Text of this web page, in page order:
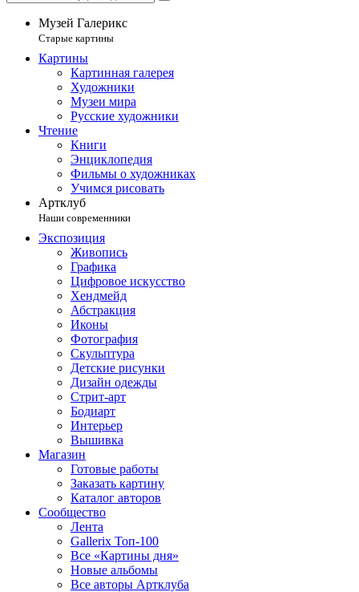
Музей Галерикс
Старые картины
Картины
Картинная галерея
Художники
Музеи мира
Русские художники
Чтение
Книги
Энциклопедия
Фильмы о художниках
Учимся рисовать
Артклуб
Наши современники
Экспозиция
Живопись
Графика
Цифровое искусство
Хендмейд
Абстракция
Иконы
Фотография
Скульптура
Детские рисунки
Дизайн одежды
Стрит-арт
Бодиарт
Интерьер
Вышивка
Магазин
Готовые работы
Заказать картину
Каталог авторов
Сообщество
Лента
Gallerix Топ-100
Все «Картины дня»
Новые альбомы
Все авторы Артклуба